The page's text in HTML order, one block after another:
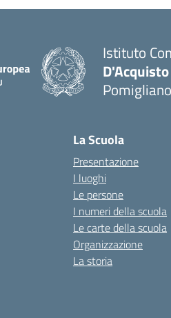
Istituto
La Scuola
Presentazione
I luoghi
Le persone
I numeri della scuola
Le carte della scuola
Organizzazione
La storia